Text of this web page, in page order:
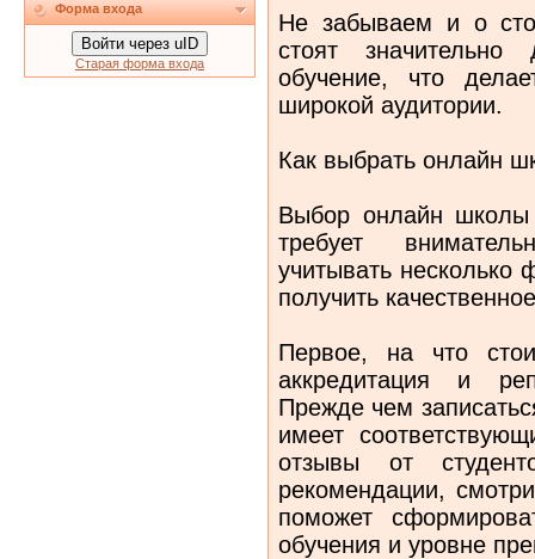
Форма входа
Войти через uID
Старая форма входа
Не забываем и о
стоят
обучение, что
широкой аудитории.
Как выбрать онлайн
Выбор онлайн школы
требует
учитывать несколько
получить
Первое, на что
аккредитация и
Прежде чем
имеет
отзывы от
рекомендации,
поможет
обучения и уровне